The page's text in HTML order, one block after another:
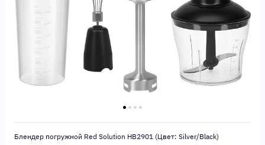
Блендер погружной Red Solution HB2901 (Цвет: Silver/Black)